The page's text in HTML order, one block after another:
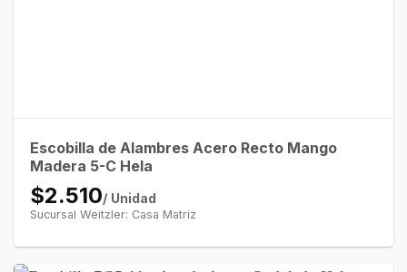
Escobilla de Alambres Acero Recto Mango
Madera 5-C Hela
$2.510/ Unidad
Sucursal Weitzler: Casa Matriz